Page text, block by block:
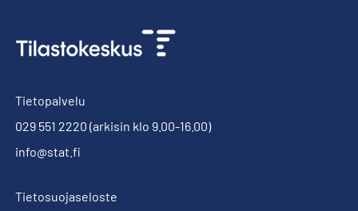
Tietopalvelu
029 551 2220 (arkisin klo 9.00-16.00)
info@stat.fi
Tietosuojaseloste